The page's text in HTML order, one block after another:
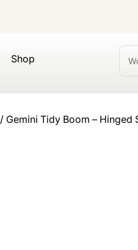
Shop
/ Gemini Tidy Boom – Hinged